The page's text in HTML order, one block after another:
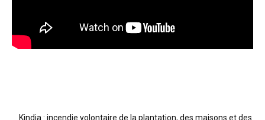
Kindia : incendie volontaire de la plantation, des maisons et des